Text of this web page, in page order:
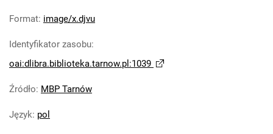
Format: image/x.djvu
Identyfikator zasobu:
oai:dlibra.biblioteka.tarnow.pl:1039
Źródło: MBP Tarnów
Język: pol